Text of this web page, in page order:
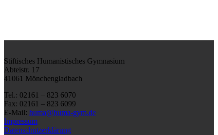
Stiftisches Humanistisches Gymnasium
Abteistr. 17
41061 Mönchengladbach
Tel.: 02161 – 823 6070
Fax: 02161 – 823 6099
E-Mail: huma@huma-gym.de
Impressum
Datenschutzerklärung